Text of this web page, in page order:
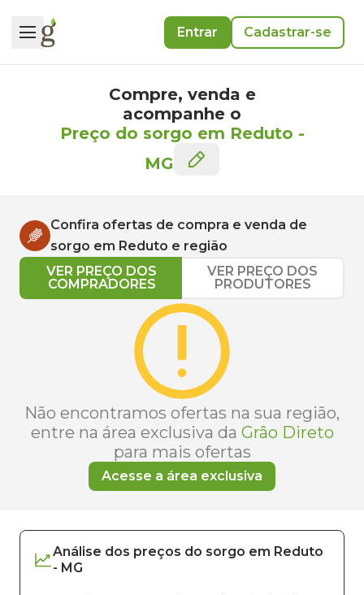
Entrar Cadastrar-se
Compre, venda e
acompanhe o
Preço do sorgo em Reduto -
MG
Confira ofertas de compra e venda de
sorgo em Reduto e região
VER PREÇO DOS
COMPRADORES
VER PREÇO DOS
PRODUTORES
Não encontramos ofertas na sua região,
entre na área exclusiva da Grão Direto
para mais ofertas
Acesse a área exclusiva
Análise dos preços do sorgo em Reduto
- MG